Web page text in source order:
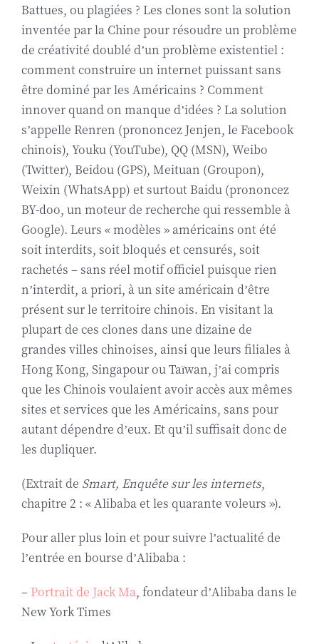
Battues, ou plagiées ? Les clones sont la solution
inventée par la Chine pour résoudre un problème
de créativité doublé d’un problème existentiel :
comment construire un internet puissant sans
être dominé par les Américains ? Comment
innover quand on manque d’idées ? La solution
s’appelle Renren (prononcez Jenjen, le Facebook
chinois), Youku (YouTube), QQ (MSN), Weibo
(Twitter), Beidou (GPS), Meituan (Groupon),
Weixin (WhatsApp) et surtout Baidu (prononcez
BY-doo, un moteur de recherche qui ressemble à
Google). Leurs « modèles » américains ont été
soit interdits, soit bloqués et censurés, soit
rachetés – sans réel motif officiel puisque rien
n’interdit, a priori, à un site américain d’être
présent sur le territoire chinois. En visitant la
plupart de ces clones dans une dizaine de
grandes villes chinoises, ainsi que leurs filiales à
Hong Kong, Singapour ou Taïwan, j’ai compris
que les Chinois voulaient avoir accès aux mêmes
sites et services que les Américains, sans pour
autant dépendre d’eux. Et qu’il suffisait donc de
les dupliquer.
(Extrait de Smart, Enquête sur les internets,
chapitre 2 : « Alibaba et les quarante voleurs »).
Pour aller plus loin et pour suivre l’actualité de
l’entrée en bourse d’Alibaba :
– Portrait de Jack Ma, fondateur d’Alibaba dans le
New York Times